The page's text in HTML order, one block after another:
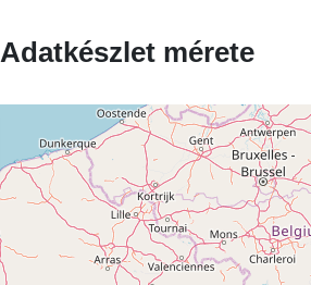
Adatkészlet mérete